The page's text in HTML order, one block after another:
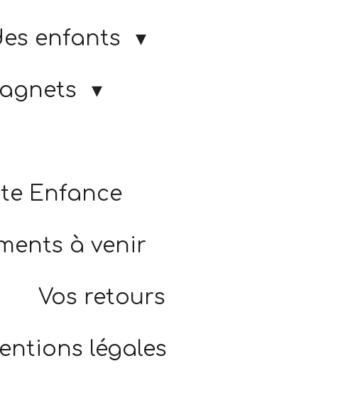
enfants
Enfance
à venir
Vos retours
légales